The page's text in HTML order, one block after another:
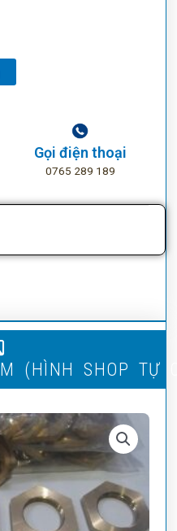
Gọi điện thoại
0765 289 189
M ( H N H S H O P TỰ